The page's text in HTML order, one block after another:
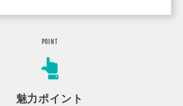
POINT
魅力ポイント